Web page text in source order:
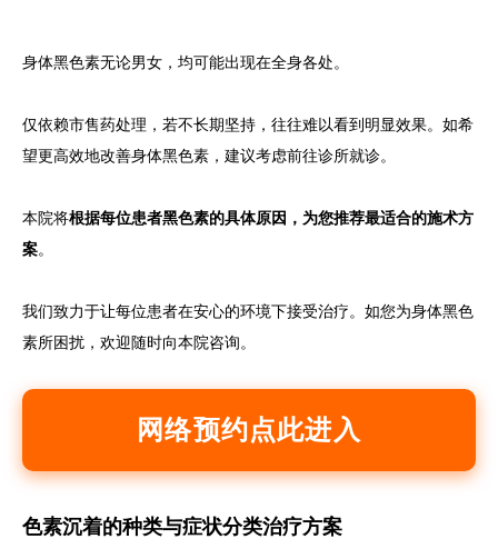
身体黑色素无论男女，均可能出现在全身各处。
仅依赖市售药处理，若不长期坚持，往往难以看到明显效果。如希
望更高效地改善身体黑色素，建议考虑前往诊所就诊。
本院将根据每位患者黑色素的具体原因，为您推荐最适合的施术方
案。
我们致力于让每位患者在安心的环境下接受治疗。如您为身体黑色
素所困扰，欢迎随时向本院咨询。
网络预约点此进入
色素沉着的种类与症状分类治疗方案